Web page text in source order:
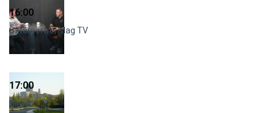
16:00
Sztárportré, Mag TV
17:00
Híradó